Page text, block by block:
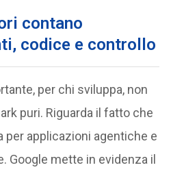
contano
codice e controllo
per chi sviluppa, non
puri. Riguarda il fatto che
per applicazioni agentiche e
Google mette in evidenza il